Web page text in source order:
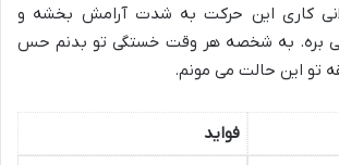
کاری این حرکت به شدت آرامش بخشه و
بره. به شخصه هر وقت خستگی تو بدنم حس
تو این حالت می مونم.
فواید